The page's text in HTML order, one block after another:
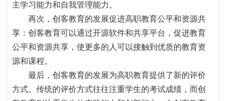
主学习能力和自我管理能力。
再次，创客教育的发展促进高职教育公平和资源共
享 ：创客教育可以通过开源软件和共享平台 ，促进教育
公平和资源共享 ，使更多的人可以接触到优质的教育资
源和课程。
最后，创客教育的发展为高职教育提供了新的评价
方式。传统的评价方式往往注重学生的考试成绩，而创